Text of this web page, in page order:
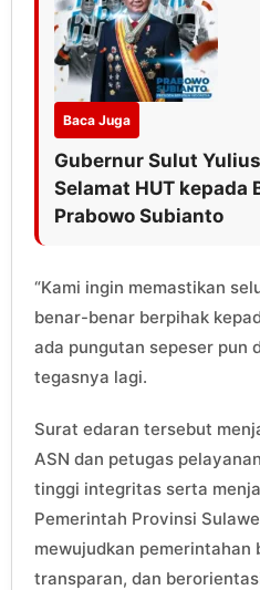
Baca Juga
Gubernur Sulut
Selamat HUT kepada
Prabowo Subianto
“Kami ingin memastikan
benar-benar berpihak
ada pungutan sepeser pun
tegasnya lagi.
Surat edaran tersebut
ASN dan petugas
tinggi integritas serta
Pemerintah Provinsi
mewujudkan pemerintahan
transparan, dan